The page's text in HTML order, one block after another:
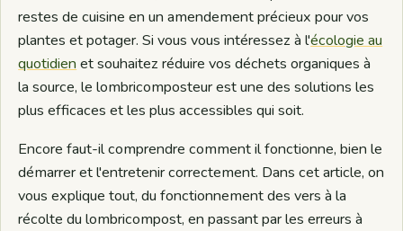
restes de cuisine en un amendement précieux pour vos
plantes et potager. Si vous vous intéressez à l'écologie au
quotidien et souhaitez réduire vos déchets organiques à
la source, le lombricomposteur est une des solutions les
plus efficaces et les plus accessibles qui soit.
Encore faut-il comprendre comment il fonctionne, bien le
démarrer et l'entretenir correctement. Dans cet article, on
vous explique tout, du fonctionnement des vers à la
récolte du lombricompost, en passant par les erreurs à